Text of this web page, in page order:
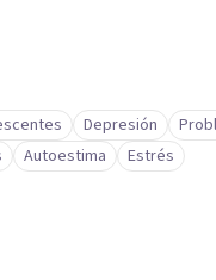
Depresión
Autoestima Estrés